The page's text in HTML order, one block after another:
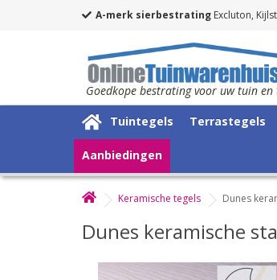
A-merk sierbestrating Excluton,
Goedkope bestrating voor uw tuin
Tuintegels Terrastegels
Aanbiedingen
Keramische tegels Dunes
Dunes keramische